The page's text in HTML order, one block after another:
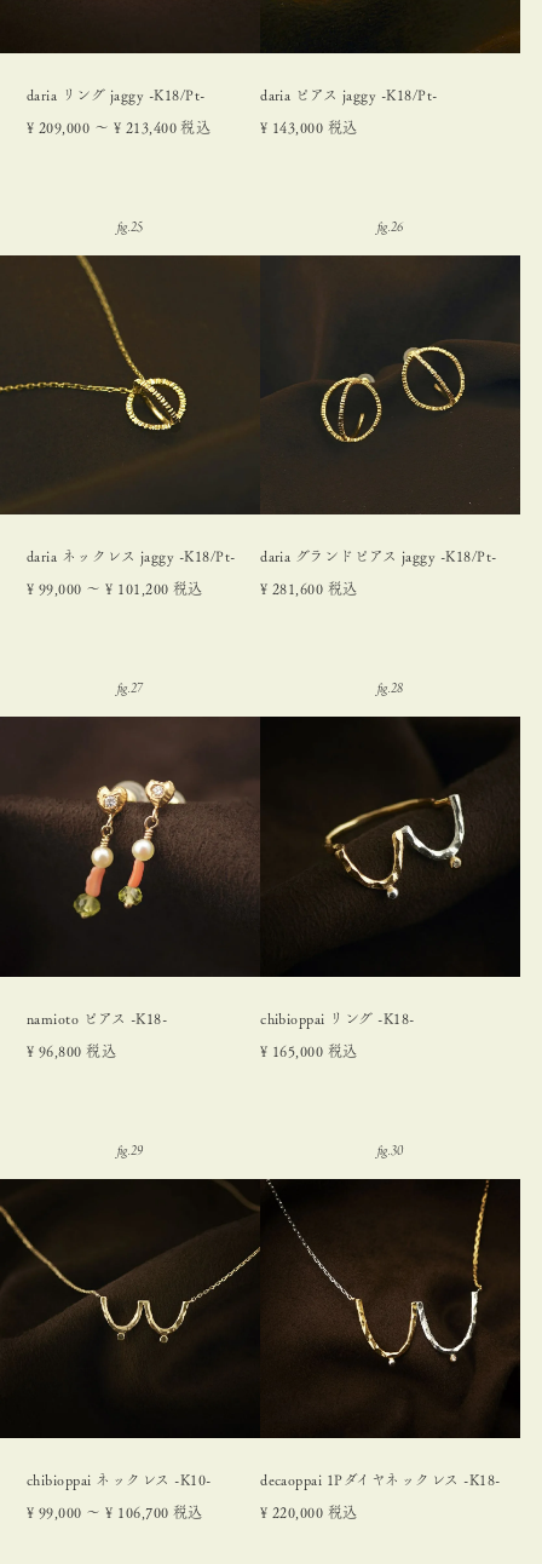
daria リング jaggy -K18/Pt-
¥ 209,000 〜 ¥ 213,400 税込
daria ピアス jaggy -K18/Pt-
¥ 143,000 税込
daria ネックレス jaggy -K18/Pt-
¥ 99,000 〜 ¥ 101,200 税込
daria グランドピアス jaggy -K18/Pt-
¥ 281,600 税込
namioto ピアス -K18-
¥ 96,800 税込
chibioppai リング -K18-
¥ 165,000 税込
chibioppai ネックレス -K10-
¥ 99,000 〜 ¥ 106,700 税込
decaoppai 1Pダイヤネックレス -K18-
¥ 220,000 税込